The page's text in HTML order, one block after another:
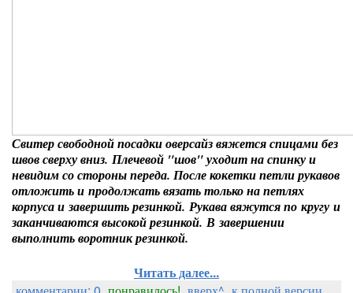
Свитер свободной посадки оверсайз вяжется спицами без
швов сверху вниз. Плечевой "шов" уходит на спинку и
невидим со стороны переда. После кокетки петли рукавов
отложить и продолжать вязать только на петлях
корпуса и завершить резинкой. Рукава вяжутся по кругу и
заканчиваются высокой резинкой. В завершении
выполнить воротник резинкой.
Читать далее...